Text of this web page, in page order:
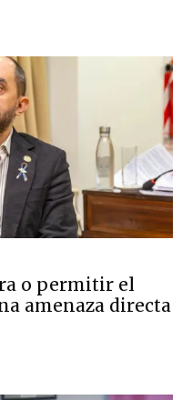
o permitir el
amenaza directa